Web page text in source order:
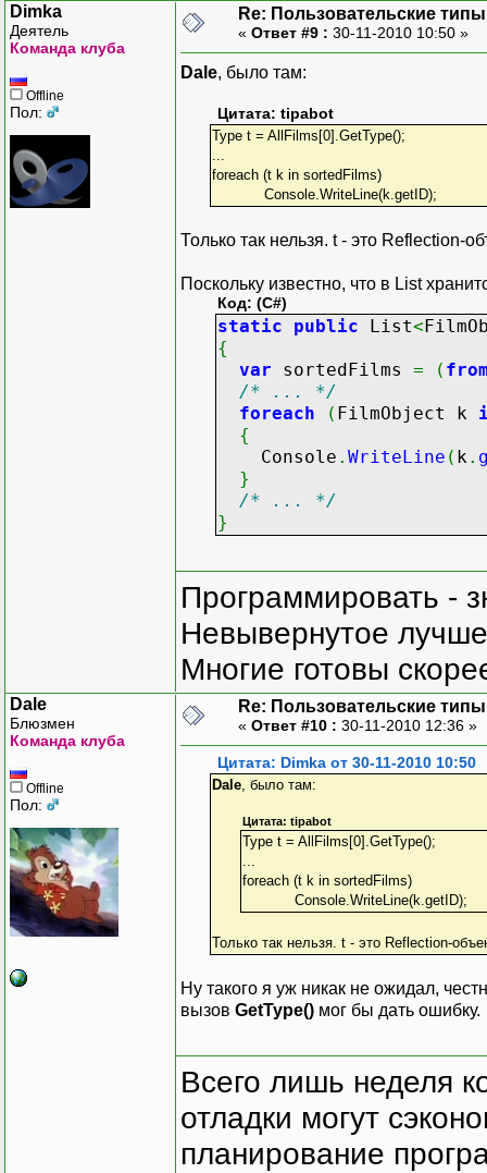
Dimka
Деятель
Команда клуба
Offline
Пол:
Re: Пользовательские
« Ответ #9 : 30-11-2010 10:50 »
Dale, было там:
Цитата: tipabot
Type t = AllFilms[0].GetType();
foreach (t k in sortedFilms)
Console.WriteLine(k.getID);
Только так нельзя. t - это Reflection-
Поскольку известно, что в List
Код: (C#)
static public List<
{
var sortedFilms = (
/* ... */
foreach
( FilmObject k
{
Console . WriteLine ( k .
}
/* ... */
}
Программировать -
Невывернутое
Многие готовы
Dale
Блюзмен
Команда клуба
Offline
Пол:
Re: Пользовательские
« Ответ #10 : 30-11-2010 12:36 »
Цитата: Dimka от 30-11-2010 10:50
Dale, было там:
Цитата: tipabot
Type t = AllFilms[0].GetType();
foreach (t k in sortedFilms)
Console.WriteLine(k.getID);
Только так нельзя. t - это Reflection-
Ну такого я уж никак не ожидал,
вызов GetType() мог бы дать ошибку.
Всего лишь неделя
отладки могут
планирование